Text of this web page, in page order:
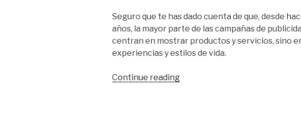
Seguro que te has dado cuenta de que, desde
años, la mayor parte de las campañas de
centran en mostrar productos y servicios, sino
experiencias y estilos de vida.
Continue reading“Hoteles